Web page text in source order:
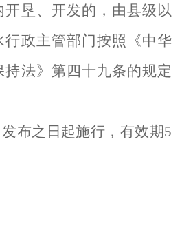
开垦、开发的 ， 由县级以
政主管部门按照
《中华
持法》第四十九条的规定
布之日起施行 ， 有效期5